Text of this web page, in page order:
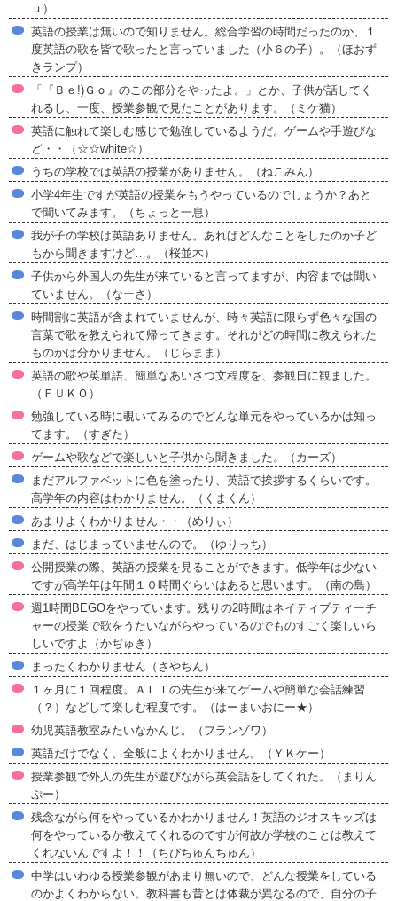
ｕ）
英語の授業は無いので知りません。総合学習の時間だったのか、１
度英語の歌を皆で歌ったと言っていました（小６の子）。（ほおず
きランプ）
「『Ｂｅ!)Ｇｏ』のこの部分をやったよ。」とか、子供が話してく
れるし、一度、授業参観で見たことがあります。（ミケ猫）
英語に触れて楽しむ感じで勉強しているようだ。ゲームや手遊びな
ど・・（☆☆white☆）
うちの学校では英語の授業がありません。（ねこみん）
小学4年生ですが英語の授業をもうやっているのでしょうか？あと
で聞いてみます。（ちょっと一息）
我が子の学校は英語ありません。あればどんなことをしたのか子ど
もから聞きますけど…。（桜並木）
子供から外国人の先生が来ていると言ってますが、内容までは聞い
ていません。（なーさ）
時間割に英語が含まれていませんが、時々英語に限らず色々な国の
言葉で歌を教えられて帰ってきます。それがどの時間に教えられた
ものかは分かりません。（じらまま）
英語の歌や英単語、簡単なあいさつ文程度を、参観日に観ました。
（ＦＵＫＯ）
勉強している時に覗いてみるのでどんな単元をやっているかは知っ
てます。（すぎた）
ゲームや歌などで楽しいと子供から聞きました。（カーズ）
まだアルファベットに色を塗ったり、英語で挨拶するくらいです。
高学年の内容はわかりません。（くまくん）
あまりよくわかりません・・（めりぃ）
まだ、はじまっていませんので。（ゆりっち）
公開授業の際、英語の授業を見ることができます。低学年は少ない
ですが高学年は年間１０時間ぐらいはあると思います。（南の島）
週1時間BEGOをやっています。残りの2時間はネイティブティーチ
ャーの授業で歌をうたいながらやっているのでものすごく楽しいら
しいですよ（かぢゅき）
まったくわかりません（さやちん）
１ヶ月に１回程度。ＡＬＴの先生が来てゲームや簡単な会話練習
（？）などして楽しむ程度です。（はーまいおにー★）
幼児英語教室みたいなかんじ。（フランゾワ）
英語だけでなく、全般によくわかりません。（ＹＫケー）
授業参観で外人の先生が遊びながら英会話をしてくれた。（まりん
ぷー）
残念ながら何をやっているかわかりません！英語のジオスキッズは
何をやっているか教えてくれるのですが何故か学校のことは教えて
くれないんですよ！！（ちびちゅんちゅん）
中学はいわゆる授業参観があまり無いので、どんな授業をしている
のかよくわからない。教科書も昔とは体裁が異なるので、自分の子